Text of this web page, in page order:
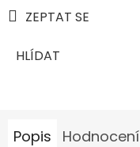
ZEPTAT SE
HLÍDAT
Popis Hodnocení